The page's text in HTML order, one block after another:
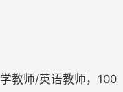
教师/英语教师，100